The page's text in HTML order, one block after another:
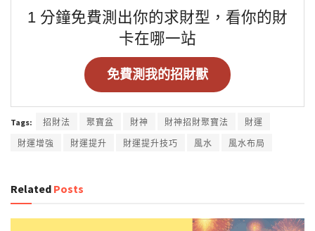
1 分鐘免費測出你的求財型，看你的財
卡在哪一站
免費測我的招財獸
Tags: 招財法 聚寶盆 財神 財神招財聚寶法
財運
財運增強
財運提升 財運提升技巧 風水 風水布局
Related Posts